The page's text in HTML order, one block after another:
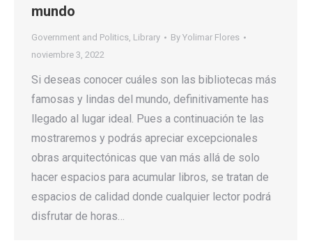
mundo
Government and Politics, Library By Yolimar Flores
noviembre 3, 2022
Si deseas conocer cuáles son las bibliotecas más
famosas y lindas del mundo, definitivamente has
llegado al lugar ideal. Pues a continuación te las
mostraremos y podrás apreciar excepcionales
obras arquitectónicas que van más allá de solo
hacer espacios para acumular libros, se tratan de
espacios de calidad donde cualquier lector podrá
disfrutar de horas…